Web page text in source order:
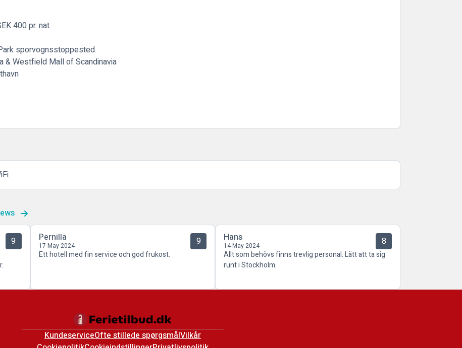
400 pr. nat
sporvognsstoppested
& Westfield Mall of Scandinavia
9 Pernilla
17 May 2024 9
Ett hotell med fin service och god frukost.
Hans
14 May 2024 8
Allt som behövs finns trevlig personal. Lätt att ta sig
runt i Stockholm.
KundeserviceOfte stillede spørgsmålVilkår